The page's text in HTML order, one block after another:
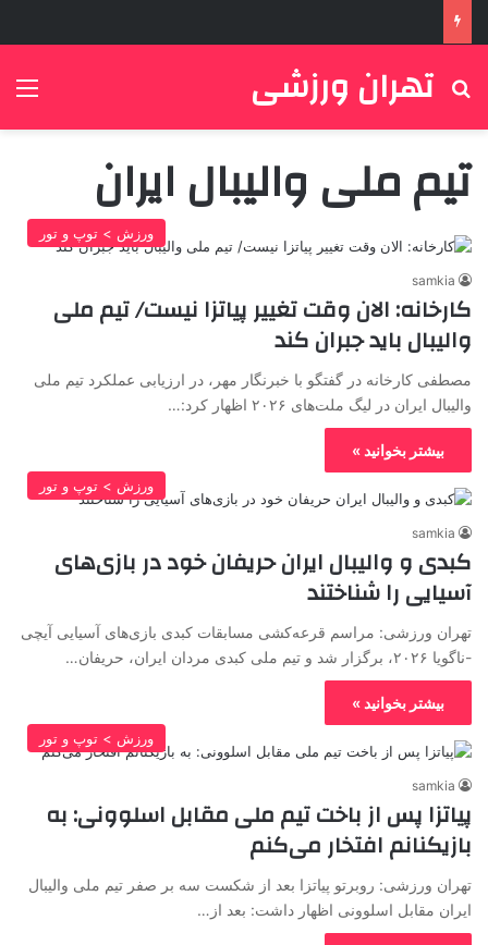
تهران ورزشی
جستجو برای
تیم ملی والیبال ایران
ورزش > توپ و تور
samkia
کارخانه: الان وقت تغییر پیاتزا نیست/ تیم ملی
والیبال باید جبران کند
مصطفی کارخانه در گفتگو با خبرنگار مهر، در ارزیابی عملکرد تیم ملی
والیبال ایران در لیگ ملت‌های ۲۰۲۶ اظهار کرد:…
بیشتر بخوانید »
ورزش > توپ و تور
samkia
کبدی و والیبال ایران حریفان خود در بازی‌های
آسیایی را شناختند
تهران ورزشی: مراسم قرعه‌کشی‌ مسابقات کبدی بازی‌های آسیایی آیچی
-ناگویا ۲۰۲۶، برگزار شد و تیم ملی کبدی مردان ایران، حریفان…
بیشتر بخوانید »
ورزش > توپ و تور
samkia
پیاتزا پس از باخت تیم ملی مقابل اسلوونی: به
بازیکنانم افتخار می‌کنم
تهران ورزشی: روبرتو پیاتزا بعد از شکست سه بر صفر تیم ملی والیبال
ایران مقابل اسلوونی اظهار داشت: بعد از…